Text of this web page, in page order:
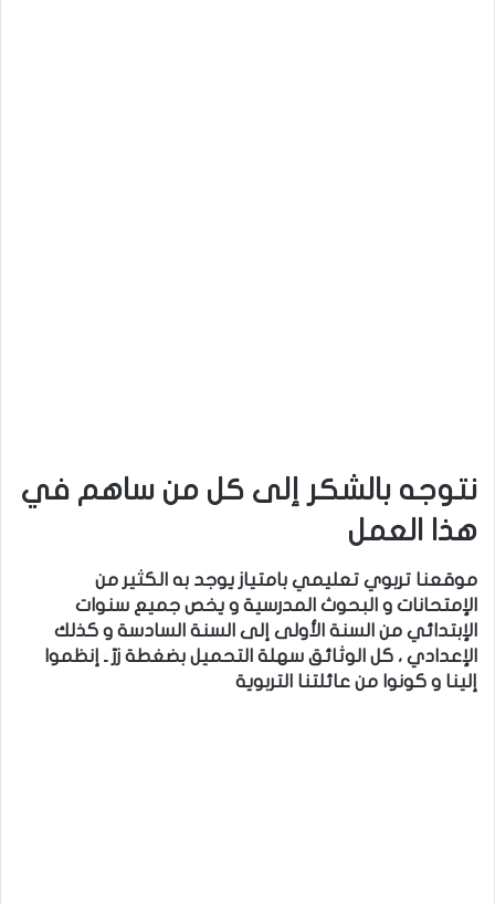
نتوجه بالشكر إلى كل من ساهم في
هذا العمل
موقعنا تربوي تعليمي بامتياز يوجد به الكثير من
الإمتحانات و البحوث المدرسية و يخص جميع سنوات
الإبتدائي من السنة الأولى إلى السنة السادسة و كذلك
الإعدادي ، كل الوثائق سهلة التحميل بضغطة زرّ ـ إنظموا
إلينا و كونوا من عائلتنا التربوية